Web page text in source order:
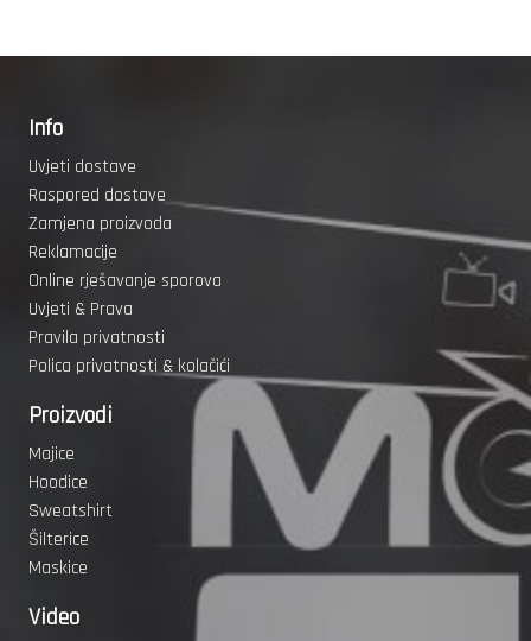
Info
Uvjeti dostave
Raspored dostave
Zamjena proizvoda
Reklamacije
Online rješavanje sporova
Uvjeti & Prava
Pravila privatnosti
Polica privatnosti & kolačići
Proizvodi
Majice
Hoodice
Sweatshirt
Šilterice
Maskice
Video